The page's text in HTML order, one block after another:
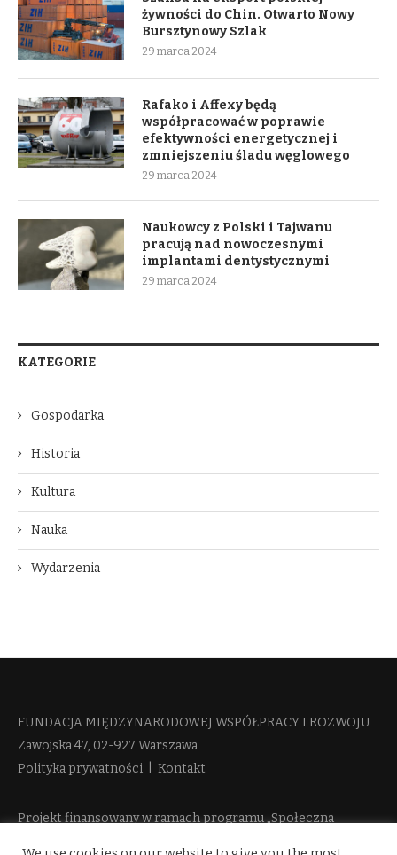
żywności do Chin. Otwarto Nowy
Bursztynowy Szlak
29 marca 2024
Rafako i Affexy będą
współpracować w poprawie
efektywności energetycznej i
zmniejszeniu śladu węglowego
29 marca 2024
Naukowcy z Polski i Tajwanu
pracują nad nowoczesnymi
implantami dentystycznymi
29 marca 2024
KATEGORIE
Gospodarka
Historia
Kultura
Nauka
Wydarzenia
FUNDACJA MIĘDZYNARODOWEJ WSPÓŁPRACY I ROZWOJU​
Zawojska 47, 02-927 Warszawa
Polityka prywatności
Kontakt
Projekt finansowany w ramach programu „Społeczna